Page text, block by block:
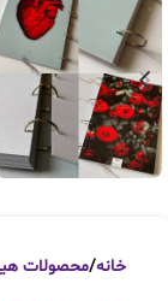
خانه محصولات